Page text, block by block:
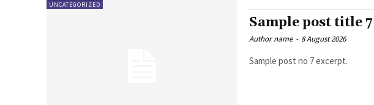
UNCATEGORIZED
Sample post title 7
Author name - 8 August 2026
Sample post no 7 excerpt.